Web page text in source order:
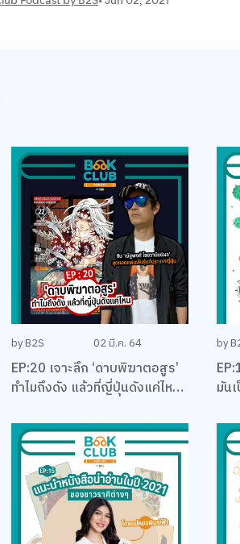
by B2S 02 มี.ค. 64
EP:20 เจาะลึก ‘ดาบพิฆาตอสูร’
ทำไมถึงดัง แล้วที่ญี่ปุ่นดังแค่ไหน
ณัฐพงศ์ ไชยวานิชย์ผล
by
มัน